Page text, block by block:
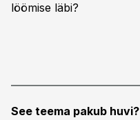
löömise läbi?
See teema pakub huvi?